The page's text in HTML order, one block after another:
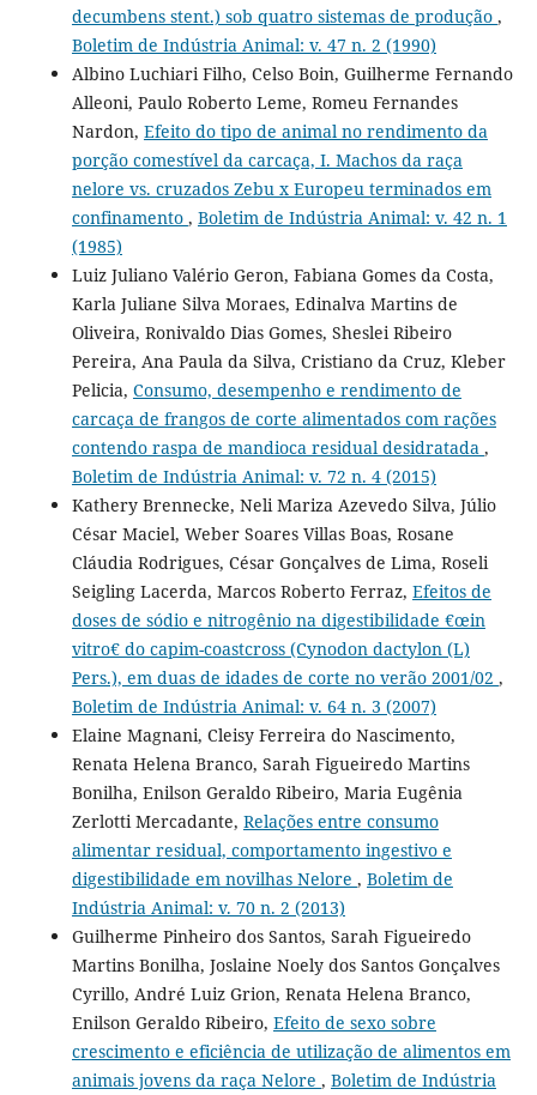
decumbens stent.) sob quatro sistemas de produção ,
Boletim de Indústria Animal: v. 47 n. 2 (1990)
Albino Luchiari Filho, Celso Boin, Guilherme Fernando
Alleoni, Paulo Roberto Leme, Romeu Fernandes
Nardon, Efeito do tipo de animal no rendimento da
porção comestível da carcaça, I. Machos da raça
nelore vs. cruzados Zebu x Europeu terminados em
confinamento , Boletim de Indústria Animal: v. 42 n. 1
(1985)
Luiz Juliano Valério Geron, Fabiana Gomes da Costa,
Karla Juliane Silva Moraes, Edinalva Martins de
Oliveira, Ronivaldo Dias Gomes, Sheslei Ribeiro
Pereira, Ana Paula da Silva, Cristiano da Cruz, Kleber
Pelicia, Consumo, desempenho e rendimento de
carcaça de frangos de corte alimentados com rações
contendo raspa de mandioca residual desidratada ,
Boletim de Indústria Animal: v. 72 n. 4 (2015)
Kathery Brennecke, Neli Mariza Azevedo Silva, Júlio
César Maciel, Weber Soares Villas Boas, Rosane
Cláudia Rodrigues, César Gonçalves de Lima, Roseli
Seigling Lacerda, Marcos Roberto Ferraz, Efeitos de
doses de sódio e nitrogênio na digestibilidade €œin
vitro€ do capim-coastcross (Cynodon dactylon (L)
Pers.), em duas de idades de corte no verão 2001/02 ,
Boletim de Indústria Animal: v. 64 n. 3 (2007)
Elaine Magnani, Cleisy Ferreira do Nascimento,
Renata Helena Branco, Sarah Figueiredo Martins
Bonilha, Enilson Geraldo Ribeiro, Maria Eugênia
Zerlotti Mercadante, Relações entre consumo
alimentar residual, comportamento ingestivo e
digestibilidade em novilhas Nelore , Boletim de
Indústria Animal: v. 70 n. 2 (2013)
Guilherme Pinheiro dos Santos, Sarah Figueiredo
Martins Bonilha, Joslaine Noely dos Santos Gonçalves
Cyrillo, André Luiz Grion, Renata Helena Branco,
Enilson Geraldo Ribeiro, Efeito de sexo sobre
crescimento e eficiência de utilização de alimentos em
animais jovens da raça Nelore , Boletim de Indústria